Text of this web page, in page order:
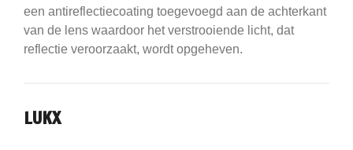
een antireflectiecoating toegevoegd aan de achterkant
van de lens waardoor het verstrooiende licht, dat
reflectie veroorzaakt, wordt opgeheven.
LUKX